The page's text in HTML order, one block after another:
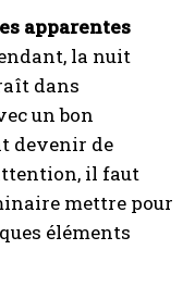
apparentes
la nuit
dans
un bon
devenir de
il faut
mettre pour
éléments